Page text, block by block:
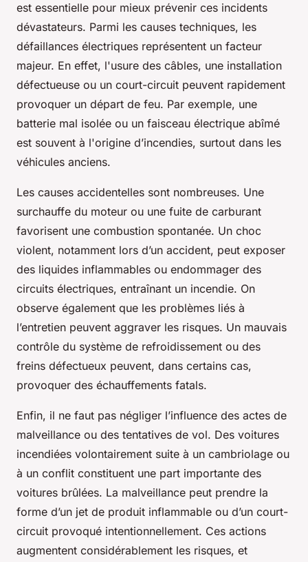
est essentielle pour mieux prévenir ces incidents
dévastateurs. Parmi les causes techniques, les
défaillances électriques représentent un facteur
majeur. En effet, l'usure des câbles, une installation
défectueuse ou un court-circuit peuvent rapidement
provoquer un départ de feu. Par exemple, une
batterie mal isolée ou un faisceau électrique abîmé
est souvent à l'origine d’incendies, surtout dans les
véhicules anciens.
Les causes accidentelles sont nombreuses. Une
surchauffe du moteur ou une fuite de carburant
favorisent une combustion spontanée. Un choc
violent, notamment lors d’un accident, peut exposer
des liquides inflammables ou endommager des
circuits électriques, entraînant un incendie. On
observe également que les problèmes liés à
l’entretien peuvent aggraver les risques. Un mauvais
contrôle du système de refroidissement ou des
freins défectueux peuvent, dans certains cas,
provoquer des échauffements fatals.
Enfin, il ne faut pas négliger l’influence des actes de
malveillance ou des tentatives de vol. Des voitures
incendiées volontairement suite à un cambriolage ou
à un conflit constituent une part importante des
voitures brûlées. La malveillance peut prendre la
forme d’un jet de produit inflammable ou d’un court-
circuit provoqué intentionnellement. Ces actions
augmentent considérablement les risques, et